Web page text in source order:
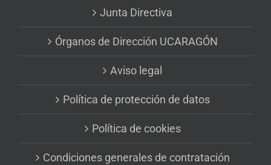
Junta Directiva
Órganos de Dirección UCARAGÓN
Aviso legal
Política de protección de datos
Política de cookies
Condiciones generales de contratación